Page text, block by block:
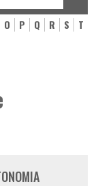
O P Q R S
T